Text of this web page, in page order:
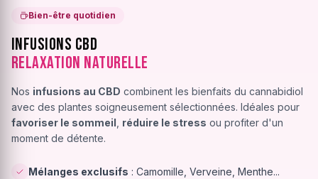
Bien-être quotidien
Infusions CBD
Relaxation Naturelle
Nos infusions au CBD combinent les bienfaits du cannabidiol
avec des plantes soigneusement sélectionnées. Idéales pour
favoriser le sommeil réduire le stress ou profiter d'un
moment de détente.
Mélanges exclusifs : Camomille, Verveine, Menthe...